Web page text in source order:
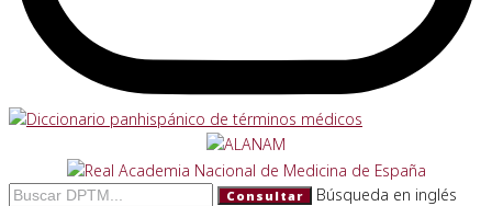
Consultar
Búsqueda en inglés